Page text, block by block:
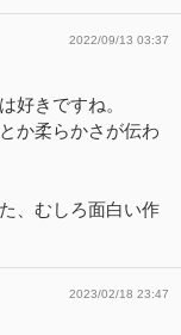
2022/09/13 03:37
好きですね。
か柔らかさが伝わ
、むしろ面白い作
2023/02/18 23:47